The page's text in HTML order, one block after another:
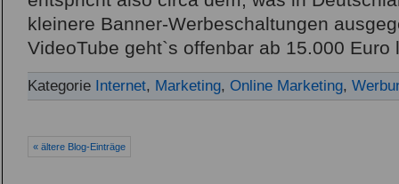
kleinere Banner-Werbeschaltungen
VideoTube geht`s offenbar ab 15.000
Kategorie Internet, Marketing, Online Marketing,
« ältere Blog-Einträge